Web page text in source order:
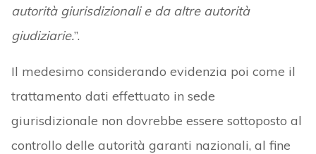
autorità giurisdizionali e da altre autorità
giudiziarie.”.
Il medesimo considerando evidenzia poi come il
trattamento dati effettuato in sede
giurisdizionale non dovrebbe essere sottoposto al
controllo delle autorità garanti nazionali, al fine